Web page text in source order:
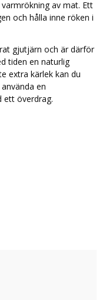
av mat. Ett
och hålla inne röken i
gjutjärn och är därför
tiden en naturlig
extra kärlek kan du
en
ett överdrag.